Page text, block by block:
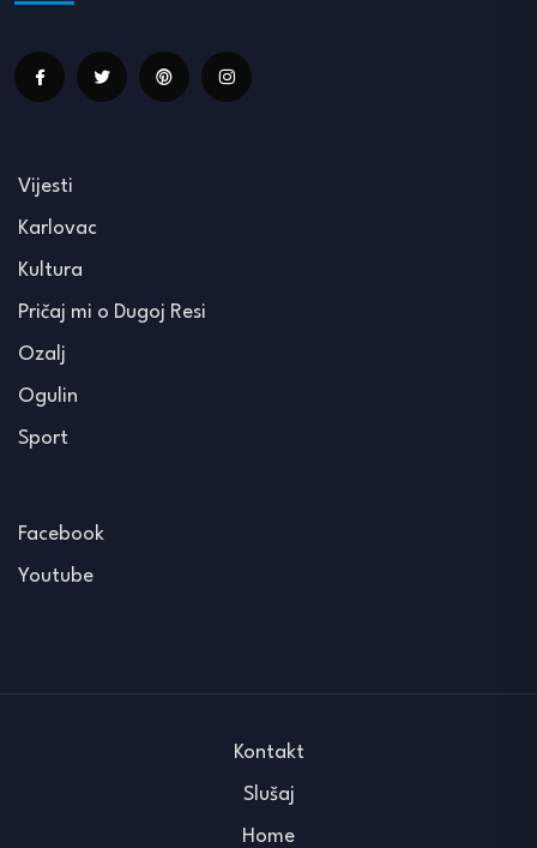
Vijesti
Karlovac
Kultura
Pričaj mi o Dugoj Resi
Ozalj
Ogulin
Sport
Facebook
Youtube
Kontakt
Slušaj
Home